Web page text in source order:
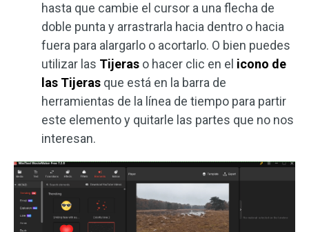
hasta que cambie el cursor a una flecha de
doble punta y arrastrarla hacia dentro o hacia
fuera para alargarlo o acortarlo. O bien puedes
utilizar las Tijeras o hacer clic en el icono de
las Tijeras que está en la barra de
herramientas de la línea de tiempo para partir
este elemento y quitarle las partes que no nos
interesan.